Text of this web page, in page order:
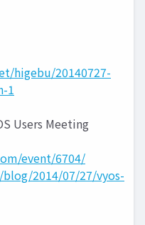
higebu/20140727-
1
Users Meeting
event/6704/
2014/07/27/vyos-